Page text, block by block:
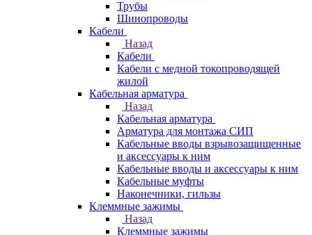
Трубы
Шинопроводы
Кабели
Назад
Кабели
Кабели с медной токопроводящей
жилой
Кабельная арматура
Назад
Кабельная арматура
Арматура для монтажа СИП
Кабельные вводы взрывозащищенные
и аксессуары к ним
Кабельные вводы и аксессуары к ним
Кабельные муфты
Наконечники, гильзы
Клеммные зажимы
Назад
Клеммные зажимы